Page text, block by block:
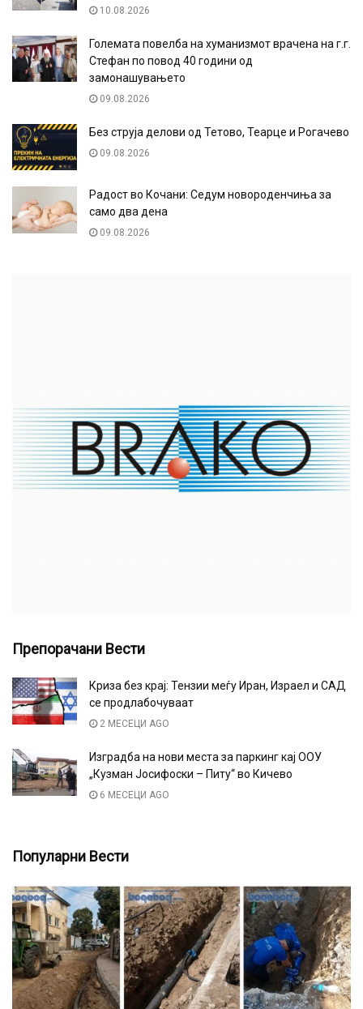
10.08.2026
Големата повелба на хуманизмот врачена на г.г.
Стефан по повод 40 години од
замонашувањето
09.08.2026
Без струја делови од Тетово, Теарце и Рогачево
09.08.2026
Радост во Кочани: Седум новороденчиња за
само два дена
09.08.2026
Препорачани Вести
Криза без крај: Тензии меѓу Иран, Израел и САД
се продлабочуваат
2 МЕСЕЦИ AGO
Изградба на нови места за паркинг кај ООУ
„Кузман Јосифоски – Питу“ во Кичево
6 МЕСЕЦИ AGO
Популарни Вести